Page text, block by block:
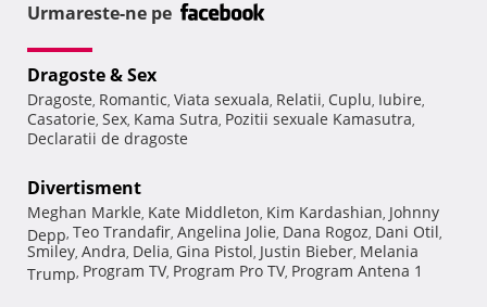
Urmareste-ne pe
Dragoste & Sex
Dragoste, Romantic, Viata sexuala, Relatii, Cuplu, Iubire,
Casatorie, Sex, Kama Sutra, Pozitii sexuale Kamasutra,
Declaratii de dragoste
Divertisment
Meghan Markle, Kate Middleton, Kim Kardashian, Johnny
Depp, Teo Trandafir, Angelina Jolie, Dana Rogoz, Dani Otil,
Smiley, Andra, Delia, Gina Pistol, Justin Bieber, Melania
Trump, Program TV, Program Pro TV, Program Antena 1